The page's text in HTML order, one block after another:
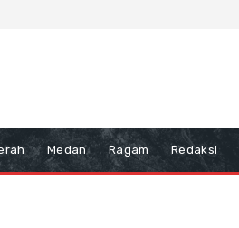
Medan Ragam Redaksi